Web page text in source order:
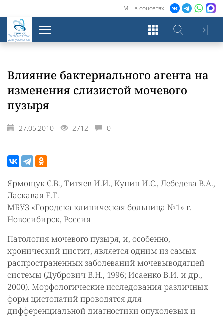
Мы в соцсетях:
Экосистема
для урологов
Влияние бактериального агента на
изменения слизистой мочевого
пузыря
27.05.2010 2712 0
Ярмощук С.В., Титяев И.И., Кунин И.С., Лебедева В.А.,
Ласкавая Е.Г.
МБУЗ «Городска клиническая больница №1» г.
Новосибирск, Россия
Патология мочевого пузыря, и, особенно,
хронический цистит, является одним из самых
распространенных заболеваний мочевыводягцей
системы (Дубрович В.Н., 1996; Исаенко В.И. и др.,
2000). Морфологические исследования различных
форм цистопатий проводятся для
дифференциальной диагностики опухолевых и